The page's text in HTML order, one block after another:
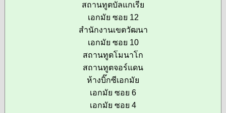
สถานทูตบัลแกเรีย
เอกมัย ซอย 12
สำนักงานเขตวัฒนา
เอกมัย ซอย 10
สถานทูตโมนาโก
สถานทูตจอร์แดน
ห้างบิ๊กซีเอกมัย
เอกมัย ซอย 6
เอกมัย ซอย 4